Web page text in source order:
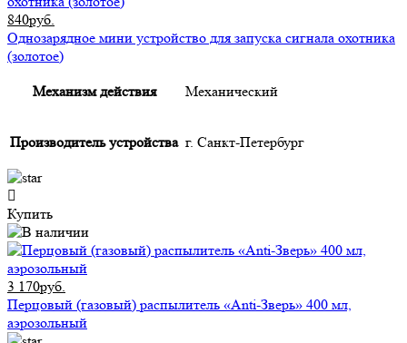
840руб.
Однозарядное мини устройство для запуска сигнала охотника
(золотое)
Механизм действия Механический
Производитель устройства г. Санкт-Петербург
Купить
3 170руб.
Перцовый (газовый) распылитель «Anti-Зверь» 400 мл,
аэрозольный